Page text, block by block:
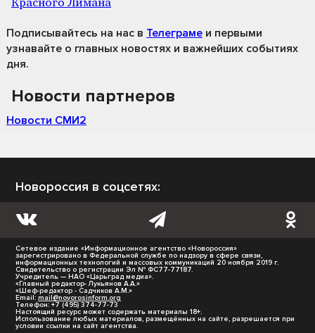
Красного Лимана
Подписывайтесь на нас в Телеграме и первыми
узнавайте о главных новостях и важнейших событиях
дня.
Новости партнеров
Новости СМИ2
Новороссия в соцсетях:
Сетевое издание «Информационное агентство «Новороссия»
зарегистрировано в Федеральной службе по надзору в сфере связи,
информационных технологий и массовых коммуникаций 20 ноября 2019 г.
Свидетельство о регистрации Эл № ФС77-77187.
Учредитель — НАО «Царьград медиа».
«Главный редактор- Лукьянов А.А.»
«Шеф-редактор - Садчиков А.М.»
Email: mail@novorosinform.org
Телефон: +7 (495) 374-77-73
Настоящий ресурс может содержать материалы 18+.
Использование любых материалов, размещённых на сайте, разрешается при
условии ссылки на сайт агентства.